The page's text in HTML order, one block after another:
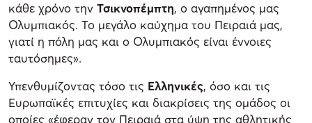
κάθε χρόνο την Τσικνοπέμπτη, ο αγαπημένος μας
Ολυμπιακός. Το μεγάλο καύχημα του Πειραιά μας,
γιατί η πόλη μας και ο Ολυμπιακός είναι έννοιες
ταυτόσημες».
Υπενθυμίζοντας τόσο τις Ελληνικές, όσο και τις
Ευρωπαϊκές επιτυχίες και διακρίσεις της ομάδος οι
οποίες «έφεραν τον Πειραιά στα ύψη της αθλητικής